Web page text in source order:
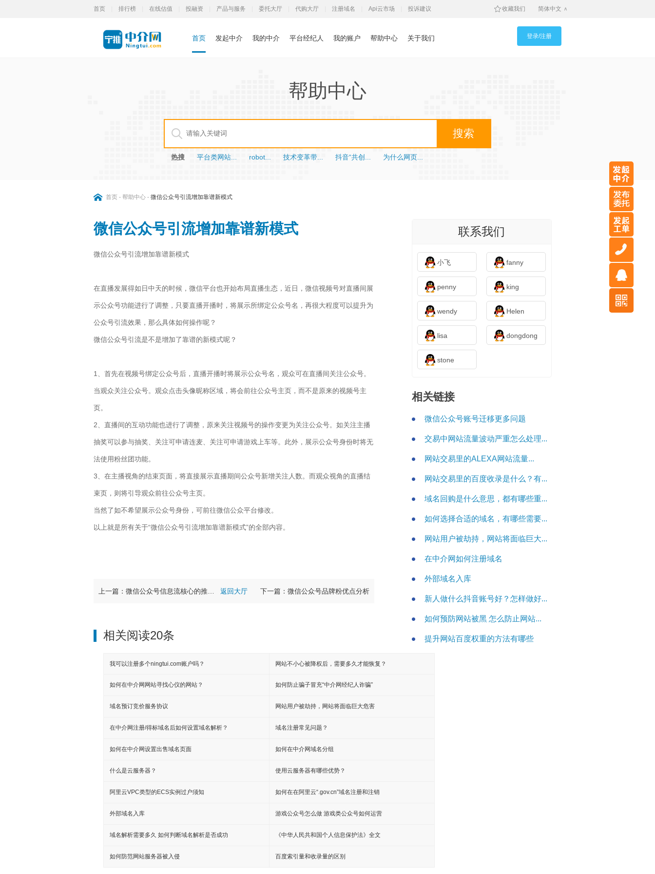
首页 排行榜 在线估值 投融资 产品与服务 委托大厅 代购大厅 注册域名 Api云市场 投诉建议 收藏我们 简体中文
首页 发起中介 我的中介 平台经纪人 我的账户 帮助中心 关于我们 登录/注册
帮助中心
搜索
热搜 平台类网站... robot... 技术变革带... 抖音“共创... 为什么网页...
首页 - 帮助中心 - 微信公众号引流增加靠谱新模式
微信公众号引流增加靠谱新模式
微信公众号引流增加靠谱新模式
在直播发展得如日中天的时候，微信平台也开始布局直播生态，近日，微信视频号对直播间展
示公众号功能进行了调整，只要直播开播时，将展示所绑定公众号名，再很大程度可以提升为
公众号引流效果，那么具体如何操作呢？
微信公众号引流是不是增加了靠谱的新模式呢？
1、首先在视频号绑定公众号后，直播开播时将展示公众号名，观众可在直播间关注公众号。
当观众关注公众号。观众点击头像昵称区域，将会前往公众号主页，而不是原来的视频号主
页。
2、直播间的互动功能也进行了调整，原来关注视频号的操作变更为关注公众号。如关注主播
抽奖可以参与抽奖、关注可申请连麦、关注可申请游戏上车等。此外，展示公众号身份时将无
法使用粉丝团功能。
3、在主播视角的结束页面，将直接展示直播期间公众号新增关注人数。而观众视角的直播结
束页，则将引导观众前往公众号主页。
当然了如不希望展示公众号身份，可前往微信公众平台修改。
以上就是所有关于“微信公众号引流增加靠谱新模式”的全部内容。
返回大厅 下一篇：微信公众号品牌粉优点分析
相关阅读20条
我可以注册多个ningtui.com账户吗？ 网站不小心被降权后，需要多久才能恢复？
如何在中介网网站寻找心仪的网站？ 如何防止骗子冒充“中介网经纪人诈骗”
域名预订竞价服务协议 网站用户被劫持，网站将面临巨大危害
在中介网注册/得标域名后如何设置域名解析？ 域名注册常见问题？
如何在中介网设置出售域名页面 如何在中介网域名分组
什么是云服务器？ 使用云服务器有哪些优势？
阿里云VPC类型的ECS实例过户须知 如何在在阿里云“.gov.cn”域名注册和注销
外部域名入库 游戏公众号怎么做 游戏类公众号如何运营
域名解析需要多久 如何判断域名解析是否成功 《中华人民共和国个人信息保护法》全文
如何防范网站服务器被入侵 百度索引量和收录量的区别
联系我们
小飞 fanny
penny king
wendy Helen
lisa dongdong
stone
相关链接
微信公众号账号迁移更多问题
交易中网站流量波动严重怎么处理...
网站交易里的ALEXA网站流量...
网站交易里的百度收录是什么？有...
域名回购是什么意思，都有哪些重...
如何选择合适的域名，有哪些需要...
网站用户被劫持，网站将面临巨大...
在中介网如何注册域名
外部域名入库
新人做什么抖音账号好？怎样做好...
如何预防网站被黑 怎么防止网站...
提升网站百度权重的方法有哪些